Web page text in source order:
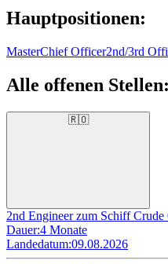
Hauptpositionen:
MasterChief Officer2nd/3rd
Alle offenen Stellen:
🇷🇴
2nd Engineer zum Schiff
Dauer:4 Monate
Landedatum:09.08.2026